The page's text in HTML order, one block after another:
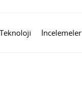
Teknoloji İncelemeler